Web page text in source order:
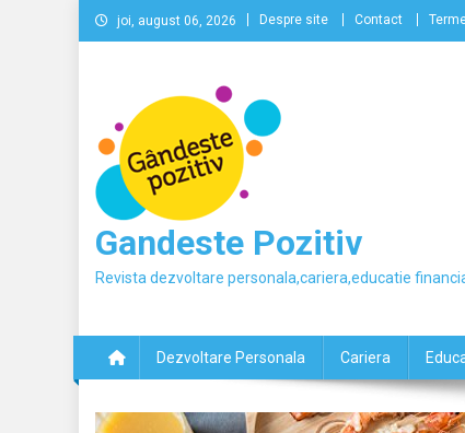
Skip
to
joi, august 06, 2026 Despre site Contact
Gandeste Pozitiv
Revista dezvoltare personala,cariera,educatie
Dezvoltare Personala Cariera